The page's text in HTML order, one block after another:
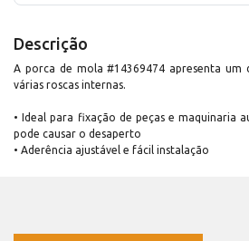
Descrição
A porca de mola #14369474 apresenta um
várias roscas internas.
• Ideal para fixação de peças e maquinaria
pode causar o desaperto
• Aderência ajustável e fácil instalação